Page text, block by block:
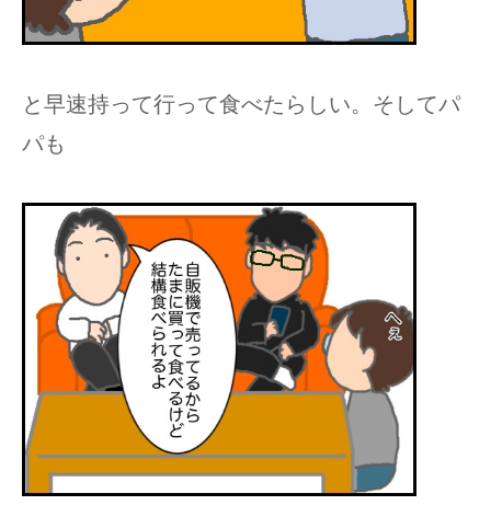
と早速持って行って食べたらしい。そしてパ
パも